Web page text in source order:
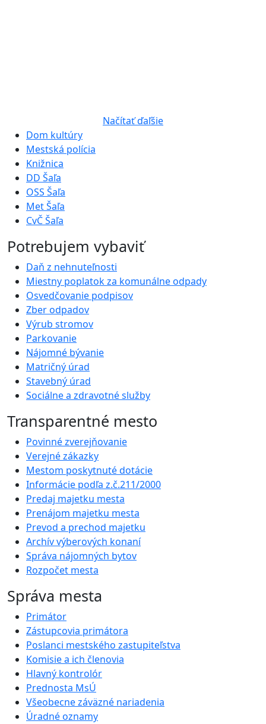
Načítať ďaľšie
Dom kultúry
Mestská polícia
Knižnica
DD Šaľa
OSS Šaľa
Met Šaľa
CvČ Šaľa
Potrebujem vybaviť
Daň z nehnuteľnosti
Miestny poplatok za komunálne odpady
Osvedčovanie podpisov
Zber odpadov
Výrub stromov
Parkovanie
Nájomné bývanie
Matričný úrad
Stavebný úrad
Sociálne a zdravotné služby
Transparentné mesto
Povinné zverejňovanie
Verejné zákazky
Mestom poskytnuté dotácie
Informácie podľa z.č.211/2000
Predaj majetku mesta
Prenájom majetku mesta
Prevod a prechod majetku
Archív výberových konaní
Správa nájomných bytov
Rozpočet mesta
Správa mesta
Primátor
Zástupcovia primátora
Poslanci mestského zastupiteľstva
Komisie a ich členovia
Hlavný kontrolór
Prednosta MsÚ
Všeobecne záväzné nariadenia
Úradné oznamy